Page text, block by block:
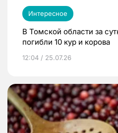
Интересное
В Томской области за
погибли 10 кур и корова
12:04 / 25.07.26